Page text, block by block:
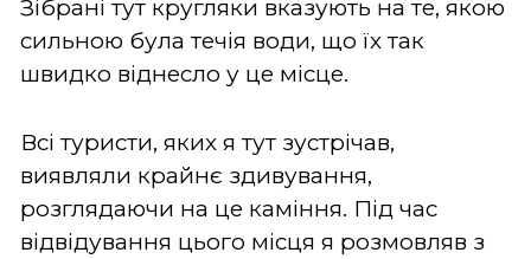
Зібрані тут кругляки вказують на те, якою
сильною була течія води, що їх так
швидко віднесло у це місце.
Всі туристи, яких я тут зустрічав,
виявляли крайнє здивування,
розглядаючи на це каміння. Під час
відвідування цього місця я розмовляв з